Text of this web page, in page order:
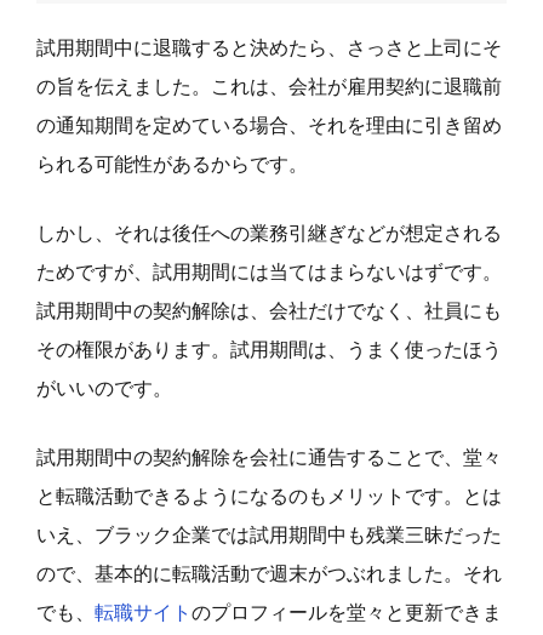
試用期間中に退職すると決めたら、さっさと上司にそ
の旨を伝えました。これは、会社が雇用契約に退職前
の通知期間を定めている場合、それを理由に引き留め
られる可能性があるからです。
しかし、それは後任への業務引継ぎなどが想定される
ためですが、試用期間には当てはまらないはずです。
試用期間中の契約解除は、会社だけでなく、社員にも
その権限があります。試用期間は、うまく使ったほう
がいいのです。
試用期間中の契約解除を会社に通告することで、堂々
と転職活動できるようになるのもメリットです。とは
いえ、ブラック企業では試用期間中も残業三昧だった
ので、基本的に転職活動で週末がつぶれました。それ
でも、 転職サイト のプロフィールを堂々と更新できま